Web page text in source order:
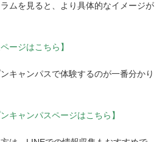
ムを見ると、より具体的なイメージが
ージはこちら】
キャンパスで体験するのが一番分かり
キャンパスページはこちら】